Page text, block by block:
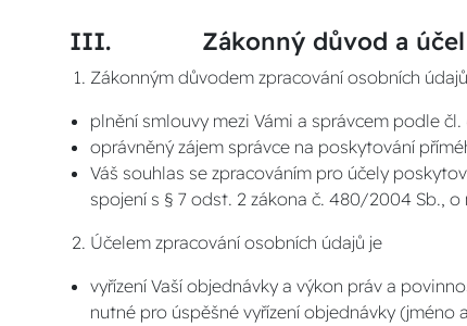
III. Zákonný důvod a účel
Zákonným důvodem zpracování osobních
plnění smlouvy mezi Vámi a správcem podle čl.
oprávněný zájem správce na poskytování
Váš souhlas se zpracováním pro účely
spojení s § 7 odst. 2 zákona č. 480/2004 Sb.,
Účelem zpracování osobních údajů je
vyřízení Vaší objednávky a výkon práv a
nutné pro úspěšné vyřízení objednávky